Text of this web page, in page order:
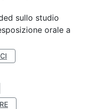
sullo studio
orale a